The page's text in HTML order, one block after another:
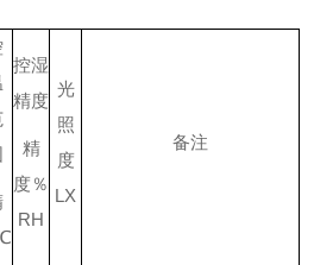
控湿
精度
精
度％
RH
光
照
度
LX
备注